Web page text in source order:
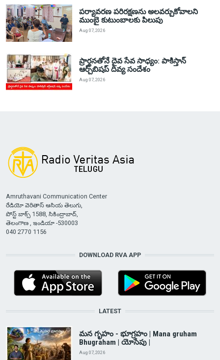
పర్యావరణ పరిరక్షణను అలవర్చుకోవాలని
ముంబై కుటుంబాలకు పిలుపు
Aug 07, 2026
ప్రార్థనతోనే దైవ సేవ సాధ్యం: పాకిస్తాన్‌
ఆర్చ్‌బిషప్ దివ్య సందేశం
Aug 07, 2026
Amruthavani Communication Center
రేడియో వెరితాస్ ఆసియ తెలుగు,
పోస్ట్ బాక్స్ 1588, సికింద్రాబాద్,
తెలంగాణ , ఇండియా -530003
040 2770 1156
DOWNLOAD RVA APP
LATEST
మన గృహం - భూగ్రహం | Mana gruham
Bhugraham | యోసేపు |
Aug 07, 2026